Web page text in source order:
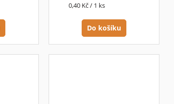
Měrná
0,40 Kč / 1 ks
Do košíku